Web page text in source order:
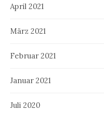
April 2021
März 2021
Februar 2021
Januar 2021
Juli 2020